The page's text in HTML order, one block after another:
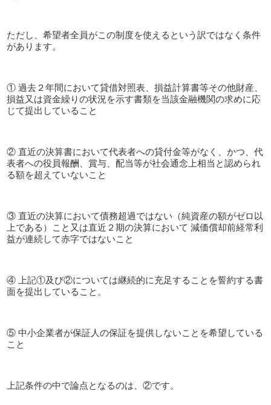
ただし、希望者全員がこの制度を使えるという訳ではなく条件
があります。
① 過去２年間において貸借対照表、損益計算書等その他財産、
損益又は資金繰りの状況を示す書類を当該金融機関の求めに応
じて提出していること
② 直近の決算書において代表者への貸付金等がなく、かつ、代
表者への役員報酬、賞与、配当等が社会通念上相当と認められ
る額を超えていないこと
③ 直近の決算において債務超過ではない（純資産の額がゼロ以
上である）こと又は直近２期の決算において 減価償却前経常利
益が連続して赤字ではないこと
④ 上記①及び②については継続的に充足することを誓約する書
面を提出していること。
⑤ 中小企業者が保証人の保証を提供しないことを希望している
こと
上記条件の中で論点となるのは、②です。